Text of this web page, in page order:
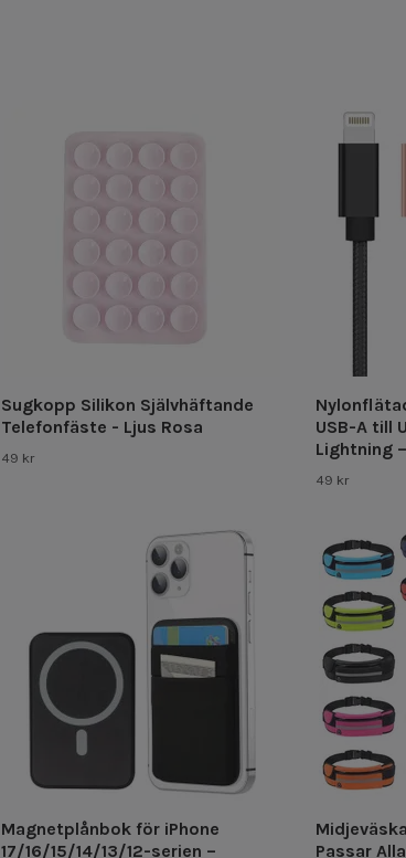
Sugkopp Silikon Självhäftande
Telefonfäste - Ljus Rosa
49 kr
USB-A till
Lightning
49 kr
Magnetplånbok för iPhone
17/16/15/14/13/12-serien –
Passar